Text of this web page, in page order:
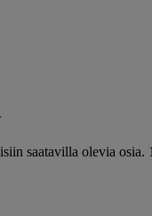
saatavilla olevia osia.